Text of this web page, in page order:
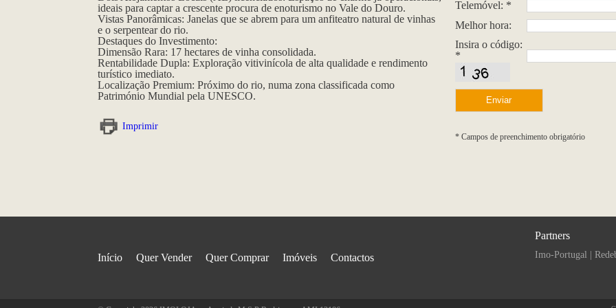
ideais para captar a crescente procura de enoturismo no Vale do Douro.
Vistas Panorâmicas: Janelas que se abrem para um anfiteatro natural de vinhas
e o serpentear do rio.
Destaques do Investimento:
Dimensão Rara: 17 hectares de vinha consolidada.
Rentabilidade Dupla: Exploração vitivinícola de alta qualidade e rendimento
turístico imediato.
Localização Premium: Próximo do rio, numa zona classificada como
Património Mundial pela UNESCO.
Imprimir
Telemóvel: *
Melhor hora:
Insira o código:
*
* Campos de preenchimento obrigatório
Início Quer Vender Quer Comprar Imóveis Contactos
Partners
Imo-Portugal |